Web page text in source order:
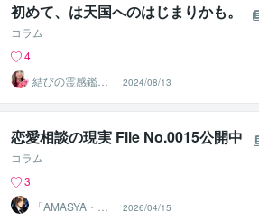
初めて、は天国へのはじまりかも。
コラム
4
結びの霊感鑑定
士♡心の守護者
優真（ゆうま
2024/08/13
恋愛相談の現実 File No.0015公開中
コラム
3
「AMASYA・ま
2026/04/15